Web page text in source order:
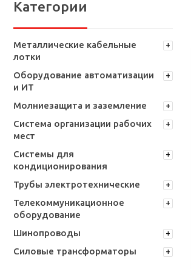
Категории
Металлические кабельные
лотки
Оборудование автоматизации
и ИТ
Молниезащита и заземление
Система организации рабочих
мест
Системы для
кондиционирования
Трубы электротехнические
Телекоммуникационное
оборудование
Шинопроводы
Силовые трансформаторы